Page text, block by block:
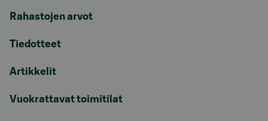
Rahastojen arvot
Tiedotteet
Artikkelit
Vuokrattavat toimitilat